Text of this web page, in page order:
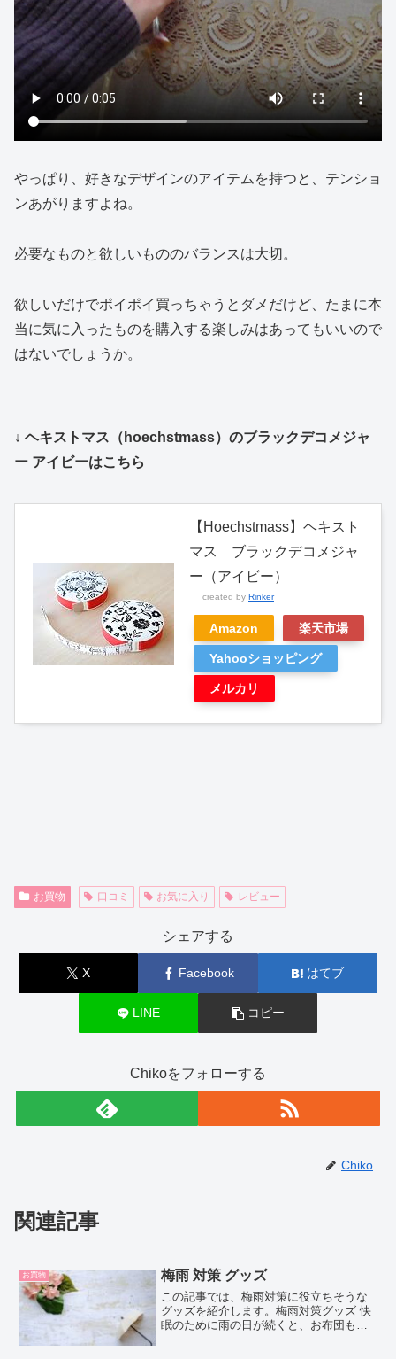
やっぱり、好きなデザインのアイテムを持つと、テンショ
ンあがりますよね。
必要なものと欲しいもののバランスは大切。
欲しいだけでポイポイ買っちゃうとダメだけど、たまに本
当に気に入ったものを購入する楽しみはあってもいいので
はないでしょうか。
↓ ヘキストマス（hoechstmass）のブラックデコメジャ
ー アイビーはこちら
【Hoechstmass】ヘキスト
マス ブラックデコメジャ
ー（アイビー）
created by Rinker
Amazon 楽天市場
Yahooショッピング
メルカリ
お買物 口コミ お気に入り レビュー
シェアする
X Facebook はてブ
LINE コピー
Chikoをフォローする
Chiko
関連記事
お買物 梅雨 対策 グッズ
この記事では、梅雨対策に役立ちそうな
グッズを紹介します。梅雨対策グッズ 快
眠のために雨の日が続くと、お布団もな